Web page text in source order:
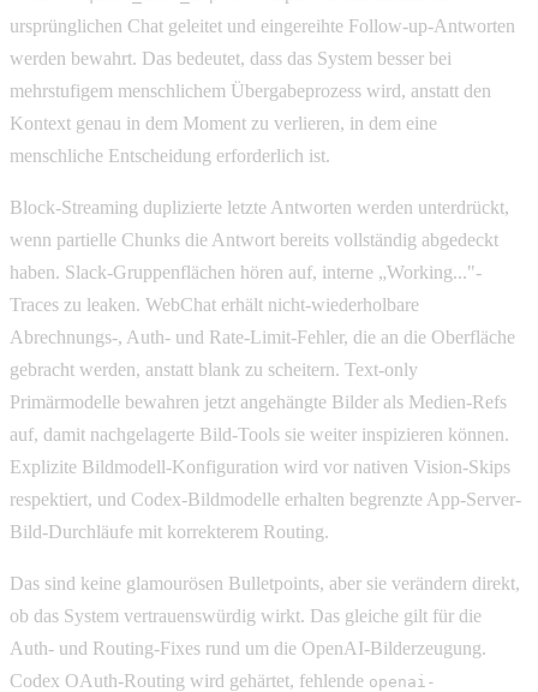
ursprünglichen Chat geleitet und eingereihte Follow-up-Antworten
werden bewahrt. Das bedeutet, dass das System besser bei
mehrstufigem menschlichem Übergabeprozess wird, anstatt den
Kontext genau in dem Moment zu verlieren, in dem eine
menschliche Entscheidung erforderlich ist.
Block-Streaming duplizierte letzte Antworten werden unterdrückt,
wenn partielle Chunks die Antwort bereits vollständig abgedeckt
haben. Slack-Gruppenflächen hören auf, interne „Working..."-
Traces zu leaken. WebChat erhält nicht-wiederholbare
Abrechnungs-, Auth- und Rate-Limit-Fehler, die an die Oberfläche
gebracht werden, anstatt blank zu scheitern. Text-only
Primärmodelle bewahren jetzt angehängte Bilder als Medien-Refs
auf, damit nachgelagerte Bild-Tools sie weiter inspizieren können.
Explizite Bildmodell-Konfiguration wird vor nativen Vision-Skips
respektiert, und Codex-Bildmodelle erhalten begrenzte App-Server-
Bild-Durchläufe mit korrekterem Routing.
Das sind keine glamourösen Bulletpoints, aber sie verändern direkt,
ob das System vertrauenswürdig wirkt. Das gleiche gilt für die
Auth- und Routing-Fixes rund um die OpenAI-Bilderzeugung.
Codex OAuth-Routing wird gehärtet, fehlende openai-